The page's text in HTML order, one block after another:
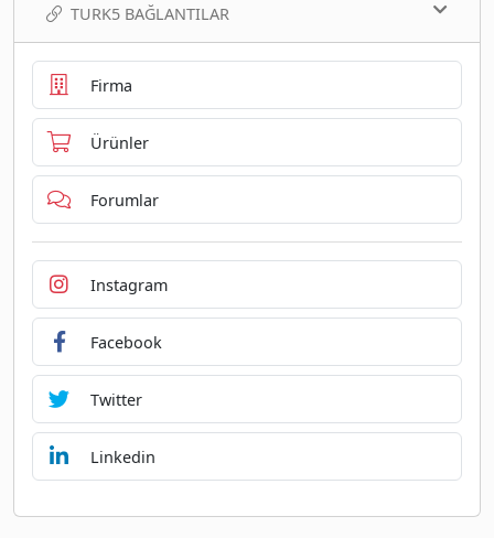
TURK5 BAĞLANTILAR
Firma
Ürünler
Forumlar
Instagram
Facebook
Twitter
Linkedin